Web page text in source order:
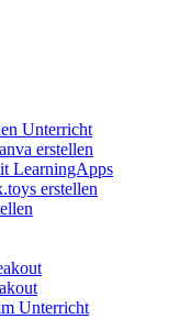
Unterricht
erstellen
LearningApps
erstellen
Unterricht